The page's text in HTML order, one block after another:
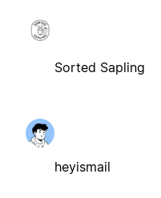
Sorted Sapling
heyismail